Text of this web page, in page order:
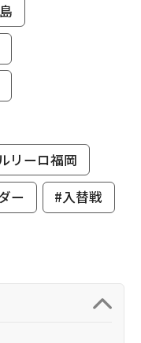
リーロ福岡
ー #入替戦